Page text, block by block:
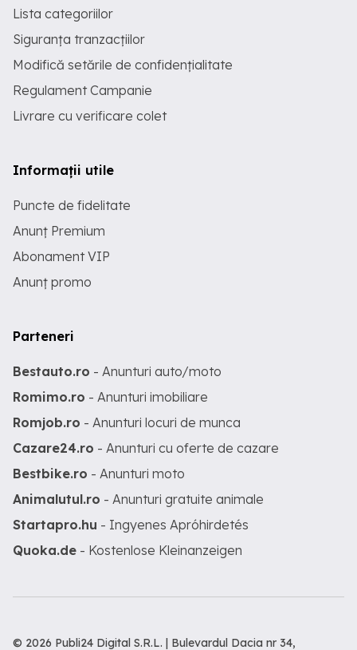
Lista categoriilor
Siguranța tranzacțiilor
Modifică setările de confidențialitate
Regulament Campanie
Livrare cu verificare colet
Informații utile
Puncte de fidelitate
Anunț Premium
Abonament VIP
Anunț promo
Parteneri
Bestauto.ro - Anunturi auto/moto
Romimo.ro - Anunturi imobiliare
Romjob.ro - Anunturi locuri de munca
Cazare24.ro - Anunturi cu oferte de cazare
Bestbike.ro - Anunturi moto
Animalutul.ro - Anunturi gratuite animale
Startapro.hu - Ingyenes Apróhirdetés
Quoka.de - Kostenlose Kleinanzeigen
© 2026 Publi24 Digital S.R.L. | Bulevardul Dacia nr 34,